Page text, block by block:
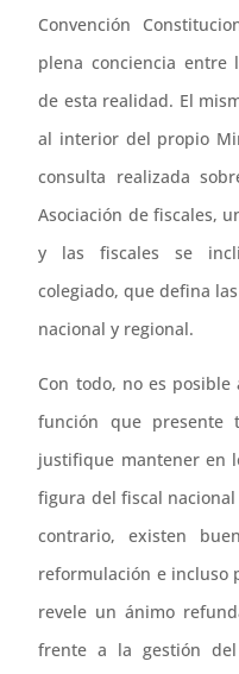
Convención
plena conciencia entre
de esta realidad. El
al interior del propio
consulta realizada
Asociación de fiscales,
y las fiscales se
colegiado, que defina
nacional y regional.
Con todo, no es
función que presente
justifique mantener en
figura del fiscal
contrario, existen
reformulación e incluso
revele un ánimo
frente a la gestión